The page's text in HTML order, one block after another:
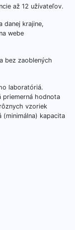
až 12 užívateľov.
danej krajine,
webe
bez zaoblených
laboratóriá.
priemerná hodnota
vzoriek
kapacita